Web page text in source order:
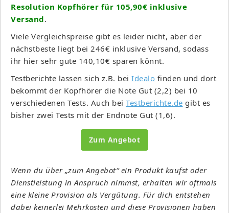
Resolution Kopfhörer für 105,90€ inklusive
Versand.
Viele Vergleichspreise gibt es leider nicht, aber der
nächstbeste liegt bei 246€ inklusive Versand, sodass
ihr hier sehr gute 140,10€ sparen könnt.
Testberichte lassen sich z.B. bei Idealo finden und dort
bekommt der Kopfhörer die Note Gut (2,2) bei 10
verschiedenen Tests. Auch bei Testberichte.de gibt es
bisher zwei Tests mit der Endnote Gut (1,6).
Zum Angebot
Wenn du über „zum Angebot“ ein Produkt kaufst oder
Dienstleistung in Anspruch nimmst, erhalten wir oftmals
eine kleine Provision als Vergütung. Für dich entstehen
dabei keinerlei Mehrkosten und diese Provisionen haben